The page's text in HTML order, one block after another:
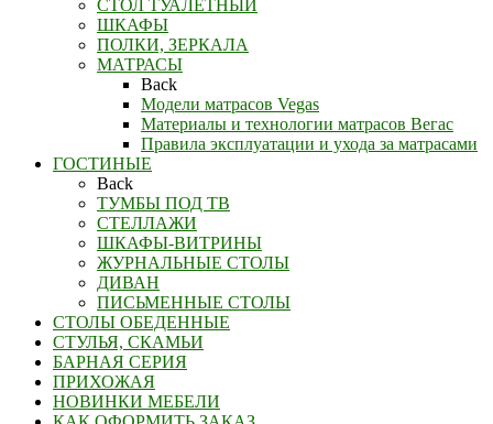
СТОЛ ТУАЛЕТНЫЙ
ШКАФЫ
ПОЛКИ, ЗЕРКАЛА
МАТРАСЫ
Back
Модели матрасов Vegas
Материалы и технологии матрасов Вегас
Правила эксплуатации и ухода за матрасами
ГОСТИНЫЕ
Back
ТУМБЫ ПОД ТВ
СТЕЛЛАЖИ
ШКАФЫ-ВИТРИНЫ
ЖУРНАЛЬНЫЕ СТОЛЫ
ДИВАН
ПИСЬМЕННЫЕ СТОЛЫ
СТОЛЫ ОБЕДЕННЫЕ
СТУЛЬЯ, СКАМЬИ
БАРНАЯ СЕРИЯ
ПРИХОЖАЯ
НОВИНКИ МЕБЕЛИ